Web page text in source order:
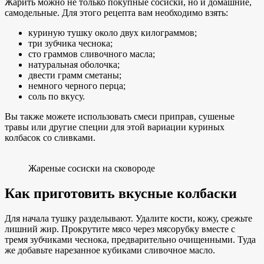
самодельные. Для этого рецепта вам необходимо взять:
куриную тушку около двух килограммов;
три зубчика чеснока;
сто граммов сливочного масла;
натуральная оболочка;
двести грамм сметаны;
немного черного перца;
соль по вкусу.
Вы также можете использовать смеси приправ, сушеные
травы или другие специи для этой вариации куриных
колбасок со сливками.
Жареные сосиски на сковороде
Как приготовить вкусные колбаски
Для начала тушку разделывают. Удалите кости, кожу, срежьте
лишний жир. Прокрутите мясо через мясорубку вместе с
тремя зубчиками чеснока, предварительно очищенными. Туда
же добавьте нарезанное кубиками сливочное масло.